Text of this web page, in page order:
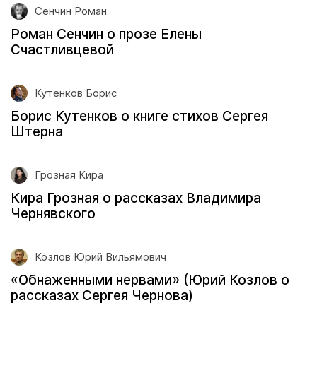
Сенчин Роман
Роман Сенчин о прозе Елены
Счастливцевой
Кутенков Борис
Борис Кутенков о книге стихов Сергея
Штерна
Грозная Кира
Кира Грозная о рассказах Владимира
Чернявского
Козлов Юрий Вильямович
«Обнаженными нервами» (Юрий Козлов о
рассказах Сергея Чернова)